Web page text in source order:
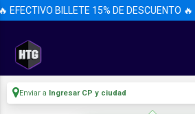
EFECTIVO BILLETE 15% DE DESCUENTO 🔥
Enviar a Ingresar CP y ciudad